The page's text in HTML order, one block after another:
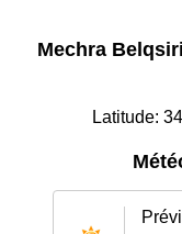
Mechra
Latitude: